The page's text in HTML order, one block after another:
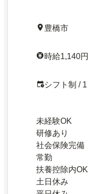
豊橋市
時給1,140
シフト制 /
未経験OK
研修あり
社会保険完備
常勤
扶養控除内OK
土日休み